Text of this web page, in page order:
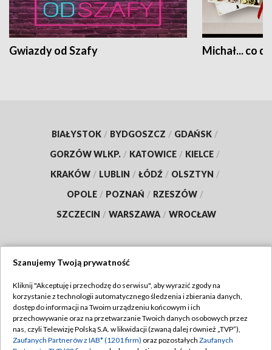
Gwiazdy od Szafy Michał... co
BIAŁYSTOK / BYDGOSZCZ / GDAŃSK /
GORZÓW WLKP. / KATOWICE / KIELCE /
KRAKÓW / LUBLIN / ŁÓDŹ / OLSZTYN /
OPOLE / POZNAŃ / RZESZÓW /
SZCZECIN / WARSZAWA / WROCŁAW
TVP
Abonament TVP
Emisja w TVP
Regulamin TVP
Polityka prywatności
Szanujemy Twoją prywatność
Kliknij "Akceptuję i przechodzę do serwisu", aby wyrazić zgody na
korzystanie z technologii automatycznego śledzenia i zbierania danych,
dostęp do informacji na Twoim urządzeniu końcowym i ich
przechowywanie oraz na przetwarzanie Twoich danych osobowych przez
nas, czyli Telewizję Polską S.A. w likwidacji (zwaną dalej również „TVP”),
Zaufanych Partnerów z IAB* (1201 firm) oraz pozostałych Zaufanych